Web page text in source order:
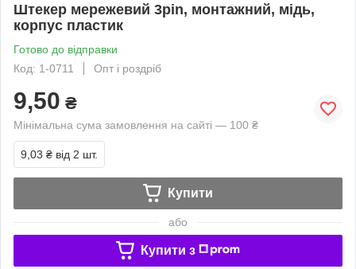
Штекер мережевий 3pin, монтажний, мідь,
корпус пластик
Готово до відправки
Код: 1-0711
Опт і роздріб
9,50 ₴
Мінімальна сума замовлення на сайті — 100 ₴
9,03 ₴ від 2 шт.
Купити
або
Купити з